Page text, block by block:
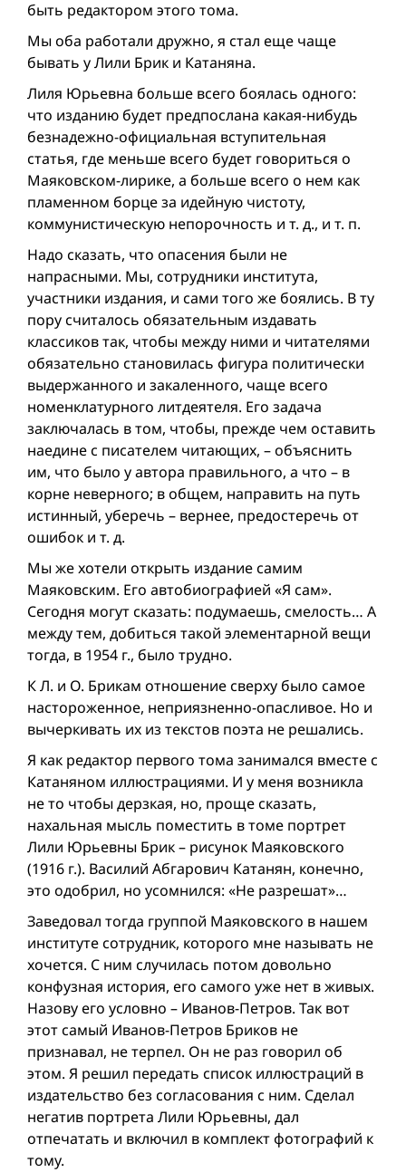
быть редактором этого тома.
Мы оба работали дружно, я стал еще чаще
бывать у Лили Брик и Катаняна.
Лиля Юрьевна больше всего боялась одного:
что изданию будет предпослана какая-нибудь
безнадежно-официальная вступительная
статья, где меньше всего будет говориться о
Маяковском-лирике, а больше всего о нем как
пламенном борце за идейную чистоту,
коммунистическую непорочность и т. д., и т. п.
Надо сказать, что опасения были не
напрасными. Мы, сотрудники института,
участники издания, и сами того же боялись. В ту
пору считалось обязательным издавать
классиков так, чтобы между ними и читателями
обязательно становилась фигура политически
выдержанного и закаленного, чаще всего
номенклатурного литдеятеля. Его задача
заключалась в том, чтобы, прежде чем оставить
наедине с писателем читающих, – объяснить
им, что было у автора правильного, а что – в
корне неверного; в общем, направить на путь
истинный, уберечь – вернее, предостеречь от
ошибок и т. д.
Мы же хотели открыть издание самим
Маяковским. Его автобиографией «Я сам».
Сегодня могут сказать: подумаешь, смелость… А
между тем, добиться такой элементарной вещи
тогда, в 1954 г., было трудно.
К Л. и О. Брикам отношение сверху было самое
настороженное, неприязненно-опасливое. Но и
вычеркивать их из текстов поэта не решались.
Я как редактор первого тома занимался вместе с
Катаняном иллюстрациями. И у меня возникла
не то чтобы дерзкая, но, проще сказать,
нахальная мысль поместить в томе портрет
Лили Юрьевны Брик – рисунок Маяковского
(1916 г.). Василий Абгарович Катанян, конечно,
это одобрил, но усомнился: «Не разрешат»…
Заведовал тогда группой Маяковского в нашем
институте сотрудник, которого мне называть не
хочется. С ним случилась потом довольно
конфузная история, его самого уже нет в живых.
Назову его условно – Иванов-Петров. Так вот
этот самый Иванов-Петров Бриков не
признавал, не терпел. Он не раз говорил об
этом. Я решил передать список иллюстраций в
издательство без согласования с ним. Сделал
негатив портрета Лили Юрьевны, дал
отпечатать и включил в комплект фотографий к
тому.